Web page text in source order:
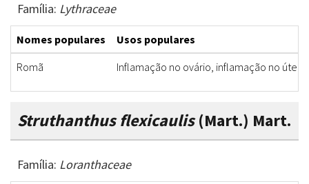
Família: Lythraceae
Nomes populares
Usos populares
Romã
Inflamação no ovário, inflamação no
Struthanthus flexicaulis(Mart.) Mart.
Família: Loranthaceae